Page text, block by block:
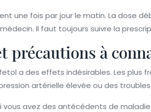
une fois par jour le matin. La dose
Il faut toujours suivre la
précautions à
a des effets indésirables. Les plus
artérielle élevée ou des
avez des antécédents de